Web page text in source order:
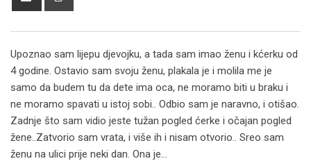
Upoznao sam lijepu djevojku, a tada sam imao ženu i kćerku od
4 godine. Ostavio sam svoju ženu, plakala je i molila me je
samo da budem tu da dete ima oca, ne moramo biti u braku i
ne moramo spavati u istoj sobi.. Odbio sam je naravno, i otišao.
Zadnje što sam vidio jeste tužan pogled ćerke i očajan pogled
žene..Zatvorio sam vrata, i više ih i nisam otvorio.. Sreo sam
ženu na ulici prije neki dan. Ona je…